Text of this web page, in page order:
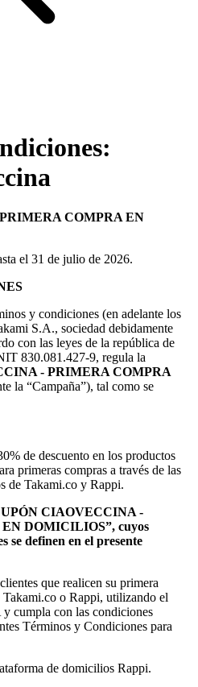
COMPRA EN
el 31 de julio de 2026.
y condiciones (en adelante los
S.A., sociedad debidamente
con las leyes de la república de
830.081.427-9, regula la
- PRIMERA COMPRA
la “Campaña”), tal como se
de descuento en los productos
primeras compras a través de las
de Takami.co y Rappi.
CIAOVECCINA -
DOMICILIOS”, cuyos
se definen en el presente
que realicen su primera
o Rappi, utilizando el
cumpla con las condiciones
Términos y Condiciones para
de domicilios Rappi.